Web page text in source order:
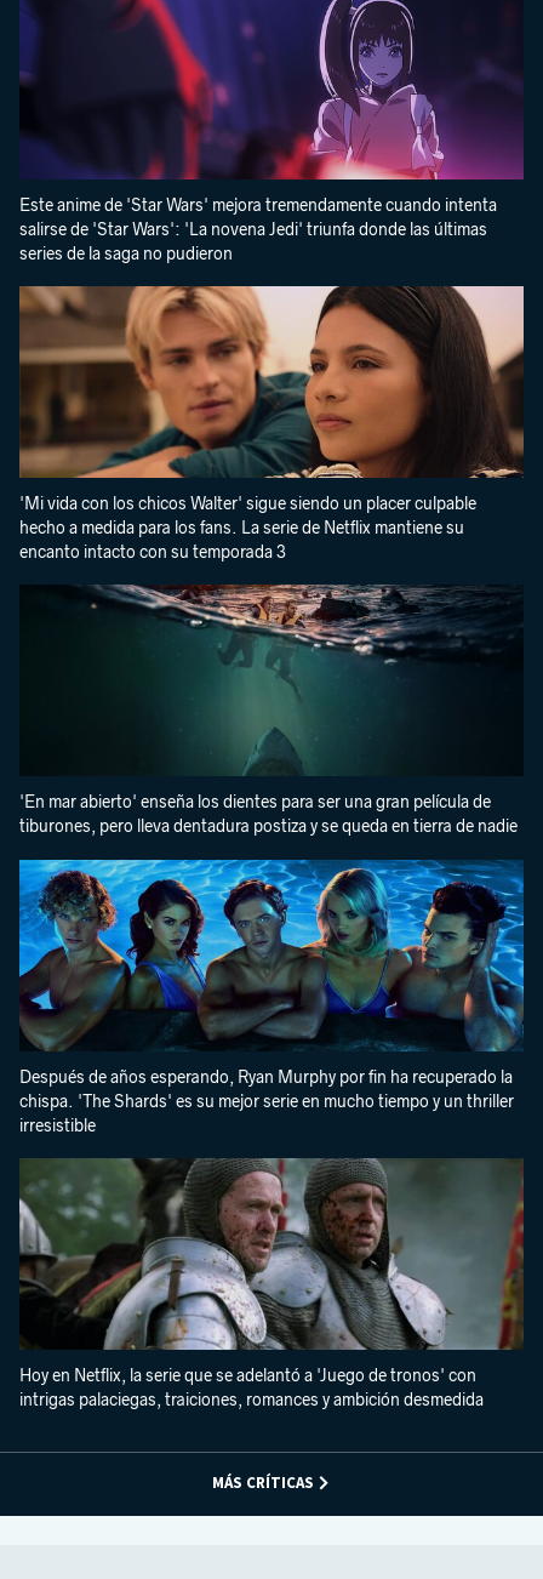
Este anime de 'Star Wars' mejora tremendamente cuando intenta
salirse de 'Star Wars': 'La novena Jedi' triunfa donde las últimas
series de la saga no pudieron
'Mi vida con los chicos Walter' sigue siendo un placer culpable
hecho a medida para los fans. La serie de Netflix mantiene su
encanto intacto con su temporada 3
'En mar abierto' enseña los dientes para ser una gran película de
tiburones, pero lleva dentadura postiza y se queda en tierra de nadie
Después de años esperando, Ryan Murphy por fin ha recuperado la
chispa. 'The Shards' es su mejor serie en mucho tiempo y un thriller
irresistible
Hoy en Netflix, la serie que se adelantó a 'Juego de tronos' con
intrigas palaciegas, traiciones, romances y ambición desmedida
MÁS CRÍTICAS